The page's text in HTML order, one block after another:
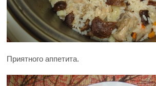
Приятного аппетита.